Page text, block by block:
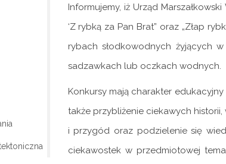
Informujemy, iż Urząd
‘Z rybką za Pan Brat” oraz „Złap
rybach słodkowodnych żyjących
sadzawkach lub oczkach wodnych.
Konkursy mają charakter
także przybliżenie ciekawych historii,
i przygód oraz podzielenie się
ciekawostek w przedmiotowej